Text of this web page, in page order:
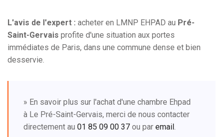
L'avis de l'expert : acheter en LMNP EHPAD au Pré-
Saint-Gervais profite d'une situation aux portes
immédiates de Paris, dans une commune dense et bien
desservie.
» En savoir plus sur l'achat d'une chambre Ehpad
à Le Pré-Saint-Gervais, merci de nous contacter
directement au 01 85 09 00 37 ou par email.